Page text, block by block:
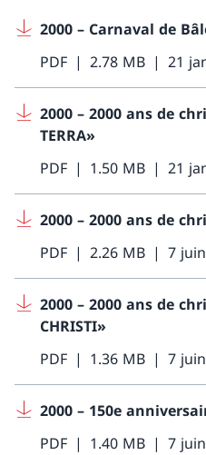
2000 – Carnaval de
PDF
2.78 MB 21
2000 – 2000 ans de
TERRA»
PDF
1.50 MB 21
2000 – 2000 ans de
PDF
2.26 MB 7
2000 – 2000 ans de
CHRISTI»
PDF
1.36 MB 7
2000 – 150e
PDF
1.40 MB 7